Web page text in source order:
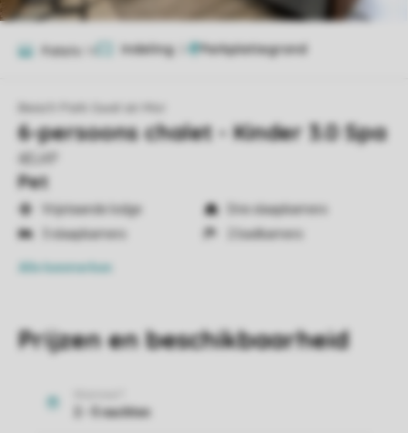
Foto's Indeling
Beach Park Gwel an Mor
6-persoons chalet - Kinder 3.0 Spa
6ELKP
Pet
Vrijstaande lodge
Drie slaapkamers
3 slaapkamers
2 badkamers
Alle kenmerken
Prijzen en beschikbaarheid